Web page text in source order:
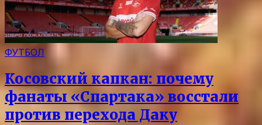
ФУТБОЛ
Косовский капкан: почему
фанаты «Спартака» восстали
против перехода Даку